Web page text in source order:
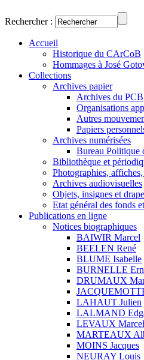
Rechercher :
Accueil
Historique du CArCoB
Hommages à José
Collections
Archives papier
Archives du PCB
Organisations
Autres
Papiers
Archives numérisées
Bureau Politique
Bibliothèque et
Photographies,
Archives audiovisuelles
Objets, insignes et
Etat général des fonds
Publications en ligne
Notices biographiques
BAIWIR Marcel
BEELEN René
BLUME Isabelle
BURNELLE
DRUMAUX
LAHAUT Julien
LALMAND
LEVAUX Marcel
MARTEAUX
MOINS Jacques
NEURAY Louis